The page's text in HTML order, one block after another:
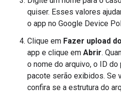
quiser. Esses valores
o app no Google Device
Clique em Fazer upload
app e clique em Abrir.
o nome do arquivo, o ID
pacote serão exibidos. Se
confira se a estrutura do